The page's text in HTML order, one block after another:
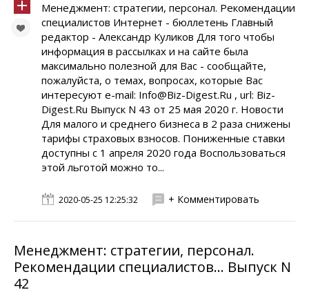
Менеджмент: стратегии, персонал. Рекомендации
специалистов Интернет - бюллетень Главный
редактор - Александр Куликов Для того чтобы
информация в рассылках и на сайте была
максимально полезной для Вас - сообщайте,
пожалуйста, о темах, вопросах, которые Вас
интересуют e-mail: Info@Biz-Digest.Ru , url: Biz-
Digest.Ru Выпуск N 43 от 25 мая 2020 г. Новости
Для малого и среднего бизнеса в 2 раза снижены
тарифы страховых взносов. Пониженные ставки
доступны с 1 апреля 2020 года Воспользоваться
этой льготой можно то...
2020-05-25 12:25:32 + Комментировать
Менеджмент: стратегии, персонал.
Рекомендации специалистов... Выпуск N
42